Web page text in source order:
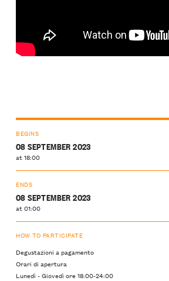
BEGINS
08 SEPTEMBER 2023
at 18:00
ENDS
08 SEPTEMBER 2023
at 01:00
HOW TO PARTICIPATE
Degustazioni a pagamento
Orari di apertura
Lunedì - Giovedì ore 18:00-24:00